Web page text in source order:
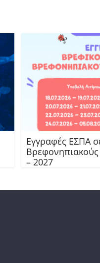
Εγγραφές ΕΣΠΑ
– 2027